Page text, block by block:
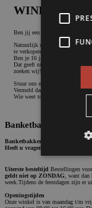
Ben jij een enthousiaste collega
Natuurlijk mag je bij ons
te verkopen!
Ben je 16 jaar of ouder, en heb
Dat geeft niet! Alles valt te
zoeken wij!
Stuur ons een mail:
Vermeld daarbij dat je
Wie weet tot snel!
Banketbakkerij
Banketbakkerij Boheemen
Laan
Heeft u vragen?
Uiterste besteltijd Bestellingen
geldt niet op ZONDAG , want
week.Tijdens de feestdagen zijn er
Openingstijden
Onze winkel is van maandag t/m
Strikt